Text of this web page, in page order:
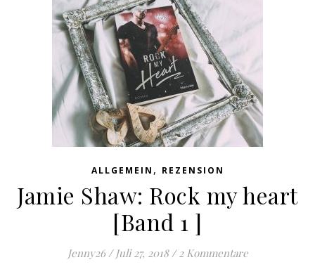
ALLGEMEIN , REZENSION
Jamie Shaw: Rock my heart
[Band 1 ]
Jenny26 / Juli 27, 2018 / 2 Kommentare